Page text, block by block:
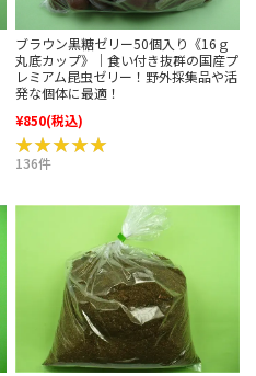
ブラウン黒糖ゼリー50個入り《16ｇ
丸底カップ》｜食い付き抜群の国産プ
レミアム昆虫ゼリー！野外採集品や活
発な個体に最適！
¥850(税込)
★★★★★
★★★★★
136件